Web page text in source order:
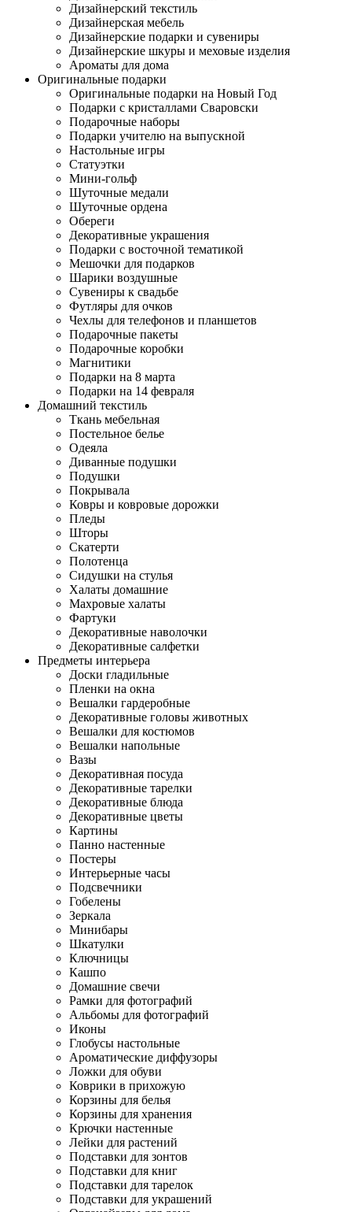
Дизайнерский текстиль
Дизайнерская мебель
Дизайнерские подарки и сувениры
Дизайнерские шкуры и меховые изделия
Ароматы для дома
Оригинальные подарки
Оригинальные подарки на Новый Год
Подарки с кристаллами Сваровски
Подарочные наборы
Подарки учителю на выпускной
Настольные игры
Статуэтки
Мини-гольф
Шуточные медали
Шуточные ордена
Обереги
Декоративные украшения
Подарки с восточной тематикой
Мешочки для подарков
Шарики воздушные
Сувениры к свадьбе
Футляры для очков
Чехлы для телефонов и планшетов
Подарочные пакеты
Подарочные коробки
Магнитики
Подарки на 8 марта
Подарки на 14 февраля
Домашний текстиль
Ткань мебельная
Постельное белье
Одеяла
Диванные подушки
Подушки
Покрывала
Ковры и ковровые дорожки
Пледы
Шторы
Скатерти
Полотенца
Сидушки на стулья
Халаты домашние
Махровые халаты
Фартуки
Декоративные наволочки
Декоративные салфетки
Предметы интерьера
Доски гладильные
Пленки на окна
Вешалки гардеробные
Декоративные головы животных
Вешалки для костюмов
Вешалки напольные
Вазы
Декоративная посуда
Декоративные тарелки
Декоративные блюда
Декоративные цветы
Картины
Панно настенные
Постеры
Интерьерные часы
Подсвечники
Гобелены
Зеркала
Минибары
Шкатулки
Ключницы
Кашпо
Домашние свечи
Рамки для фотографий
Альбомы для фотографий
Иконы
Глобусы настольные
Ароматические диффузоры
Ложки для обуви
Коврики в прихожую
Корзины для белья
Корзины для хранения
Крючки настенные
Лейки для растений
Подставки для зонтов
Подставки для книг
Подставки для тарелок
Подставки для украшений